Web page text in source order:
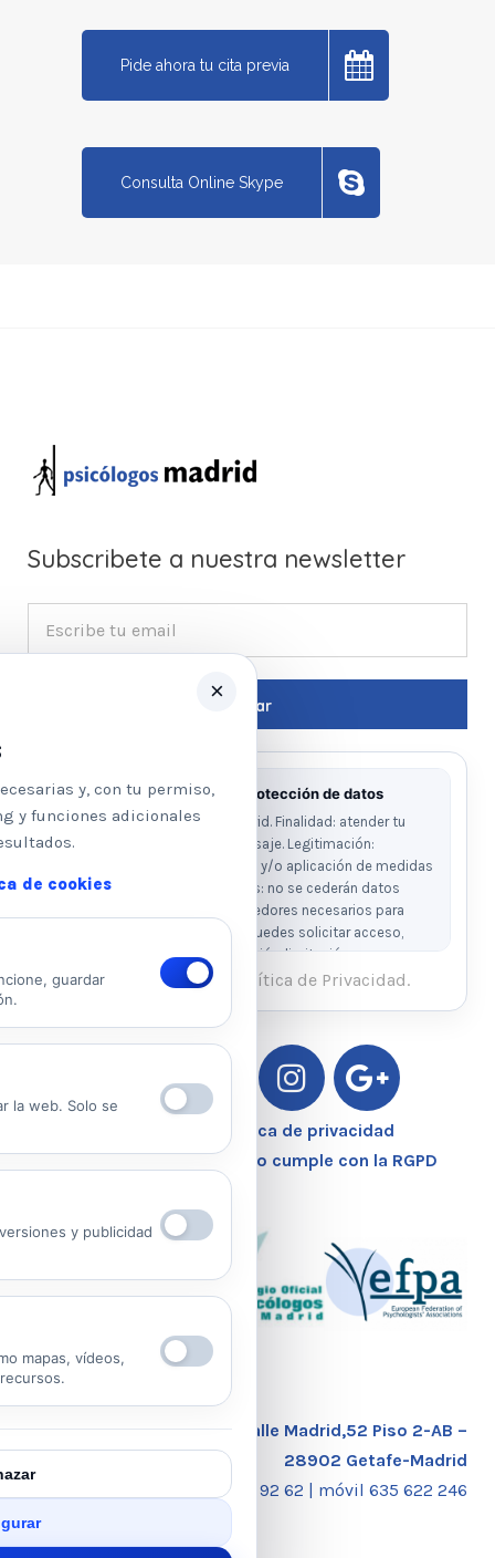
Pide ahora tu cita previa
Consulta Online Skype
Subscribete a nuestra newsletter
Información básica sobre protección de datos
Responsable: Psicologos Madrid. Finalidad: atender tu
solicitud y responder a tu mensaje. Legitimación:
consentimiento del interesado y/o aplicación de medidas
precontractuales. Destinatarios: no se cederán datos
salvo obligación legal o proveedores necesarios para
prestar el servicio. Derechos: puedes solicitar acceso,
rectificación, supresión, oposición, limitación y
portabilidad escribiendo al email legal indicado.
Ver Política de Cookies
He leído y acepto la Política de Privacidad.
Aviso Legal – Política de privacidad
Nuestro Centro Sanitario cumple con la RGPD
Calle Madrid,52 Piso 2-AB –
28902 Getafe-Madrid
tlf. 91 681 92 62 | móvil 635 622 246
×
y, con tu permiso,
y funciones adicionales
de cookies
guardar
la web. Solo se
y publicidad
mapas, vídeos,